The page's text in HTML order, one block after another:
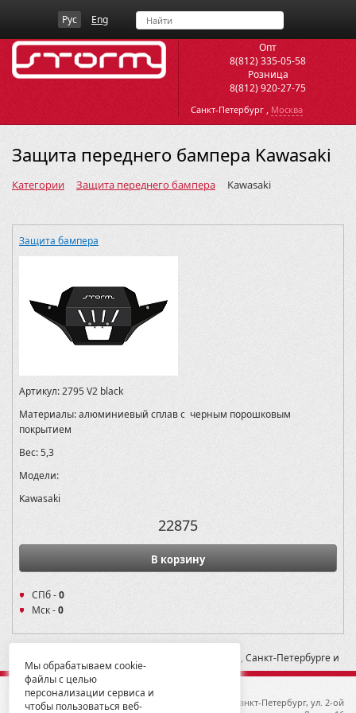
Рус Eng
Опт
8(812) 335-05-58
Розница
8(812) 920-27-75
Санкт-Петербург , Москва
Защита переднего бампера Kawasaki
Категории Защита переднего бампера Kawasaki
Защита бампера
Артикул:2795 V2 black
Материалы:алюминиевый сплав с черным порошковым
покрытием
Вес:5,3
Модели:
Kawasaki
22875
В корзину
СПб -0
Мск -0
* -- Рекомендованная розничная цена в Москве, Санкт-Петербурге и
Екатеринбурге
© 2012-2026 ГК Металлопродукция
192019, Санкт-Петербург, ул. 2-ой
Мы обрабатываем cookie-
файлы с целью
персонализации сервиса и
чтобы пользоваться веб-